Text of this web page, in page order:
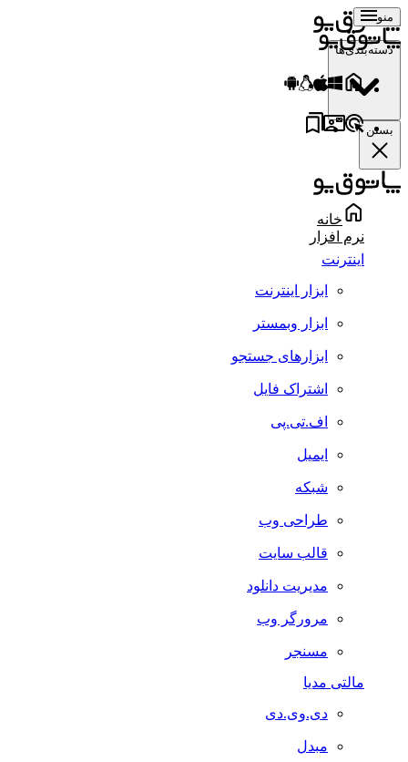
منو
دسته‌بندی‌ها
بستن
خانه
نرم افزار
اینترنت
ابزار اینترنت
ابزار وبمستر
ابزارهای جستجو
اشتراک فایل
اف.تی.پی
ایمیل
شبکه
طراحی وب
قالب سایت
مدیریت دانلود
مرورگر وب
مسنجر
مالتی مدیا
دی.وی.دی
مبدل